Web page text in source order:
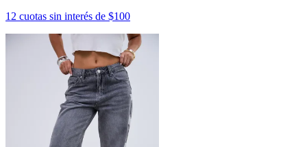
12 cuotas sin interés de $100